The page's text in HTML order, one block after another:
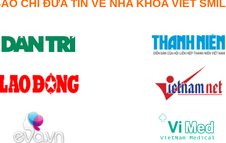
CHÍ ĐƯA TIN VỀ NHA KHOA VIET